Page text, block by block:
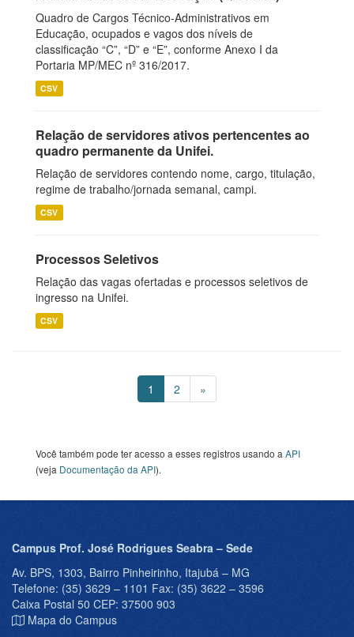
Quadro de Cargos Técnico-Administrativos em
Educação, ocupados e vagos dos níveis de
classificação “C”, “D” e “E”, conforme Anexo I da
Portaria MP/MEC nº 316/2017.
CSV
Relação de servidores ativos pertencentes ao
quadro permanente da Unifei.
Relação de servidores contendo nome, cargo, titulação,
regime de trabalho/jornada semanal, campi.
CSV
Processos Seletivos
Relação das vagas ofertadas e processos seletivos de
ingresso na Unifei.
CSV
1 2 »
Você também pode ter acesso a esses registros usando a API
(veja Documentação da API).
Campus Prof. José Rodrigues Seabra – Sede
Av. BPS, 1303, Bairro Pinheirinho, Itajubá – MG
Telefone: (35) 3629 – 1101 Fax: (35) 3622 – 3596
Caixa Postal 50 CEP: 37500 903
Mapa do Campus